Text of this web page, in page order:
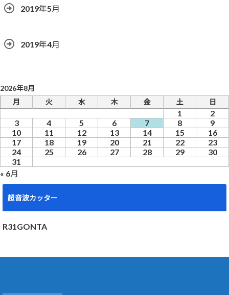
2019年5月
2019年4月
2026年8月
月
火 水 木 金 土 日
1
2
3
4 5 6 7 8
9
10
11 12 13 14 15
16
17
18 19 20 21 22
23
24
25 26 27 28 29
30
31
« 6月
超音波カッター
R31GONTA